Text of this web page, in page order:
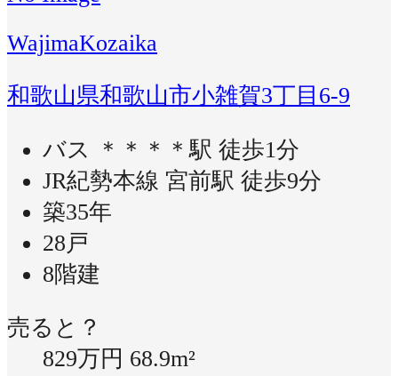
WajimaKozaika
和歌山県和歌山市小雑賀3丁目6-9
バス ＊＊＊＊駅 徒歩1分
JR紀勢本線 宮前駅 徒歩9分
築35年
28戸
8階建
売ると？
829万円 68.9m²